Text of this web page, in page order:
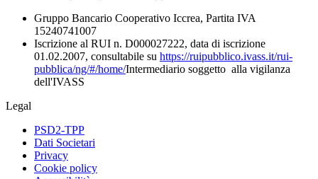
Gruppo Bancario Cooperativo Iccrea, Partita IVA
15240741007
Iscrizione al RUI n. D000027222, data di iscrizione
01.02.2007, consultabile su https://ruipubblico.ivass.it/rui-
pubblica/ng/#/home/Intermediario soggetto alla vigilanza
dell'IVASS
Legal
PSD2-TPP
Dati Societari
Privacy
Cookie policy